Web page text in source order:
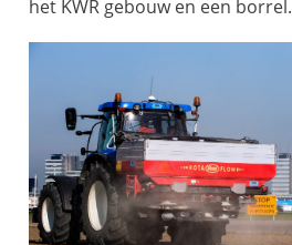
het KWR gebouw en een borrel.